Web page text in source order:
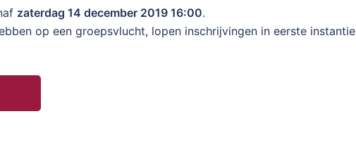
zaterdag 14 december 2019 16:00.
op een groepsvlucht, lopen inschrijvingen in eerste instantie